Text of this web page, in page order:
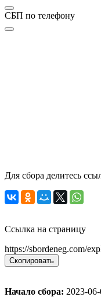
СБП по телефону
Для сбора делитесь
Ссылка на страницу
https://sbordeneg.com/
Скопировать
Начало сбора: 2023-